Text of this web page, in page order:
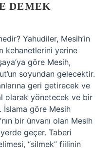
DEMEK
Yahudiler, Mesih’in
kehanetlerini yerine
göre Mesih,
soyundan gelecektir.
geri getirecek ve
olarak yönetecek ve bir
İslama göre Mesih
bir ünvanı olan Mesih
geçer. Taberi
“silmek” fiilinin